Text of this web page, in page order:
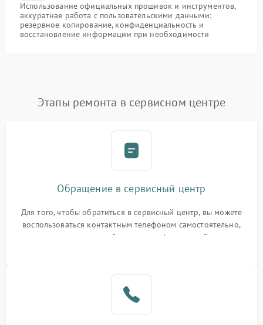
Использование официальных прошивок и инструментов,
аккуратная работа с пользовательскими данными:
резервное копирование, конфиденциальность и
восстановление информации при необходимости
Этапы ремонта в сервисном центре
Обращение в сервисный центр
Для того, чтобы обратиться в сервисный центр, вы можете
воспользоваться контактным телефоном самостоятельно,
или оставить свой номер телефона на сайте